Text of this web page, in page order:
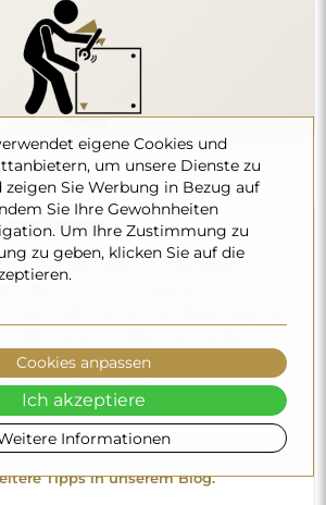
erfahren?
Tipps in unserem Blog.
Hause
nach Hause an, mit dem Sie
an Ihrer Haustür entgegennehmen.
von 40 € bieten wir zusätzlich einen
wird (für Maße bis 80×120 cm oder
eigene Cookies und
um unsere Dienste zu
zeigen Sie Werbung in Bezug auf
Sie Ihre Gewohnheiten
Um Ihre Zustimmung zu
zu geben, klicken Sie auf die
Informationen
Cookies anpassen
Ich akzeptiere